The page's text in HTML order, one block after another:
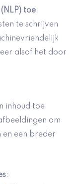
toe:
te schrijven
alsof het door
inhoud toe,
om
een breder
: